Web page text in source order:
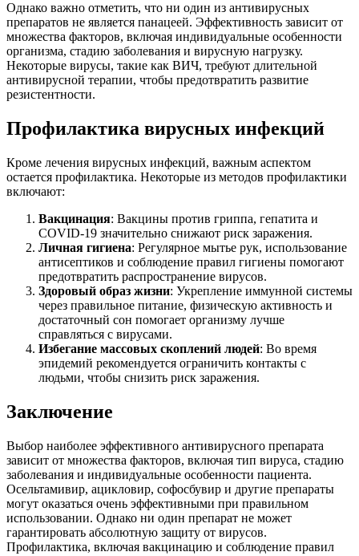
Однако важно отметить, что ни один из антивирусных
препаратов не является панацеей. Эффективность зависит от
множества факторов, включая индивидуальные особенности
организма, стадию заболевания и вирусную нагрузку.
Некоторые вирусы, такие как ВИЧ, требуют длительной
антивирусной терапии, чтобы предотвратить развитие
резистентности.
Профилактика вирусных инфекций
Кроме лечения вирусных инфекций, важным аспектом
остается профилактика. Некоторые из методов профилактики
включают:
Вакцинация: Вакцины против гриппа, гепатита и
COVID-19 значительно снижают риск заражения.
Личная гигиена: Регулярное мытье рук, использование
антисептиков и соблюдение правил гигиены помогают
предотвратить распространение вирусов.
Здоровый образ жизни: Укрепление иммунной системы
через правильное питание, физическую активность и
достаточный сон помогает организму лучше
справляться с вирусами.
Избегание массовых скоплений людей: Во время
эпидемий рекомендуется ограничить контакты с
людьми, чтобы снизить риск заражения.
Заключение
Выбор наиболее эффективного антивирусного препарата
зависит от множества факторов, включая тип вируса, стадию
заболевания и индивидуальные особенности пациента.
Осельтамивир, ацикловир, софосбувир и другие препараты
могут оказаться очень эффективными при правильном
использовании. Однако ни один препарат не может
гарантировать абсолютную защиту от вирусов.
Профилактика, включая вакцинацию и соблюдение правил